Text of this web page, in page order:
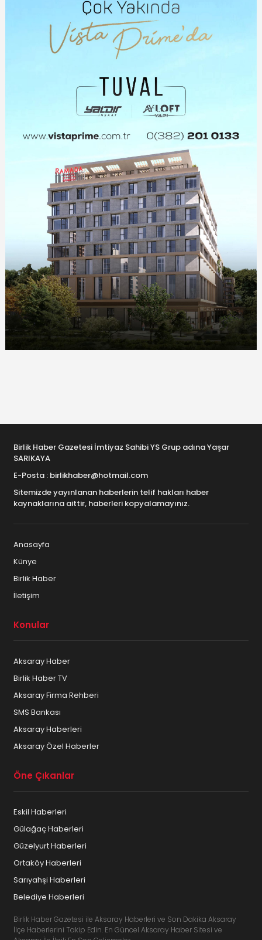
Birlik Haber Gazetesi İmtiyaz Sahibi YS Grup adına Yaşar
SARIKAYA
E-Posta : birlikhaber@hotmail.com
Sitemizde yayınlanan haberlerin telif hakları haber
kaynaklarına aittir, haberleri kopyalamayınız.
Anasayfa
Künye
Birlik Haber
İletişim
Konular
Aksaray Haber
Birlik Haber TV
Aksaray Firma Rehberi
SMS Bankası
Aksaray Haberleri
Aksaray Özel Haberler
Öne Çıkanlar
Eskil Haberleri
Gülağaç Haberleri
Güzelyurt Haberleri
Ortaköy Haberleri
Sarıyahşi Haberleri
Belediye Haberleri
Birlik Haber Gazetesi ile Aksaray Haberleri ve Son Dakika Aksaray
İlçe Haberlerini Takip Edin. En Güncel Aksaray Haber Sitesi ve